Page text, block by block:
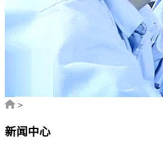
>
新闻中心